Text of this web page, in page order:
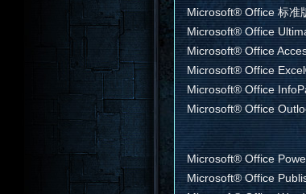
Microsoft® Office 标准
Microsoft® Office
Microsoft® Office
Microsoft® Office
Microsoft® Office
Microsoft® Office
Microsoft® Office
Microsoft® Office